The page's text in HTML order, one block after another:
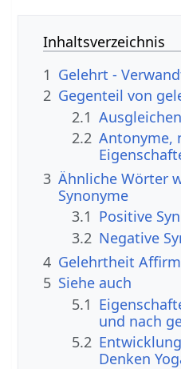
Inhaltsverzeichnis
1 Gelehrt -
2 Gegenteil von
2.1
2.2 Antonyme,
3 Ähnliche Wörter
Synonyme
3.1 Positive
3.2 Negative
4 Gelehrtheit
5 Siehe auch
5.1
und nach
5.2
Denken